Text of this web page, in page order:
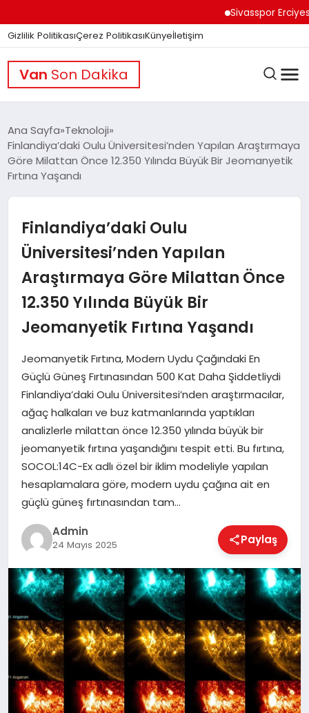
Sivasspor Erciyes
Gizlilik PolitikasıÇerez PolitikasıKünyeİletişim
Van Son Dakika
GÜNDEM
MAGAZIN
SAĞLIK
SPOR
TEKNOLOJI
Ana Sayfa Teknoloji
Finlandiya’daki Oulu Üniversitesi’nden Yapılan Araştırmaya
Göre Milattan Önce 12.350 Yılında Büyük Bir Jeomanyetik
Fırtına Yaşandı
Finlandiya’daki Oulu
Üniversitesi’nden Yapılan
Araştırmaya Göre Milattan Önce
12.350 Yılında Büyük Bir
Jeomanyetik Fırtına Yaşandı
Jeomanyetik Fırtına, Modern Uydu Çağındaki En
Güçlü Güneş Fırtınasından 500 Kat Daha Şiddetliydi
Finlandiya’daki Oulu Üniversitesi’nden araştırmacılar,
ağaç halkaları ve buz katmanlarında yaptıkları
analizlerle milattan önce 12.350 yılında büyük bir
jeomanyetik fırtına yaşandığını tespit etti. Bu fırtına,
SOCOL:14C-Ex adlı özel bir iklim modeliyle yapılan
hesaplamalara göre, modern uydu çağına ait en
güçlü güneş fırtınasından tam…
Admin
24 Mayıs 2025 Paylaş